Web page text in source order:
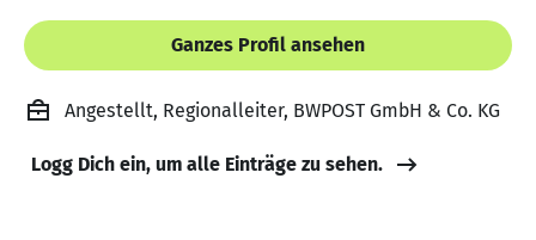
Ganzes Profil ansehen
Angestellt, Regionalleiter, BWPOST GmbH & Co. KG
Logg Dich ein, um alle Einträge zu sehen.